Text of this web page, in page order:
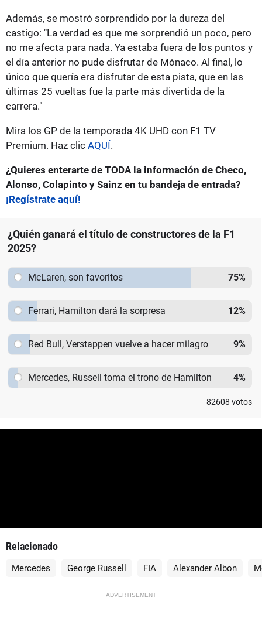
Además, se mostró sorprendido por la dureza del
castigo: "La verdad es que me sorprendió un poco, pero
no me afecta para nada. Ya estaba fuera de los puntos y
el día anterior no pude disfrutar de Mónaco. Al final, lo
único que quería era disfrutar de esta pista, que en las
últimas 25 vueltas fue la parte más divertida de la
carrera."
Mira los GP de la temporada 4K UHD con F1 TV
Premium. Haz clic AQUÍ.
¿Quieres enterarte de TODA la información de Checo,
Alonso, Colapinto y Sainz en tu bandeja de entrada?
¡Regístrate aquí!
¿Quién ganará el título de constructores de la F1
2025?
McLaren, son favoritos 75%
Ferrari, Hamilton dará la sorpresa 12%
Red Bull, Verstappen vuelve a hacer milagro 9%
Mercedes, Russell toma el trono de Hamilton 4%
82608 votos
Relacionado
Mercedes George Russell FIA Alexander Albon
ADVERTISEMENT